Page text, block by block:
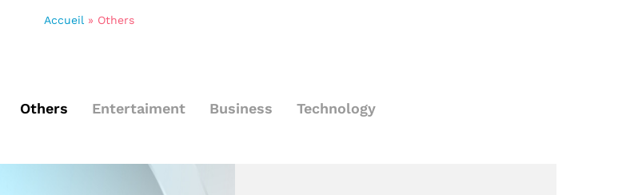
Accueil» Others
Others Entertaiment Business Technology